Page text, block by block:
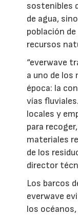
sostenibles
de agua,
población
recursos
“everwave
a uno de los
época: la
vías
locales y
para
materiales
de los
director
Los barcos
everwave
los